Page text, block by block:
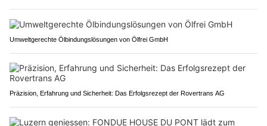
Umweltgerechte Ölbindungslösungen von Ölfrei GmbH
Präzision, Erfahrung und Sicherheit: Das Erfolgsrezept der Rovertrans AG